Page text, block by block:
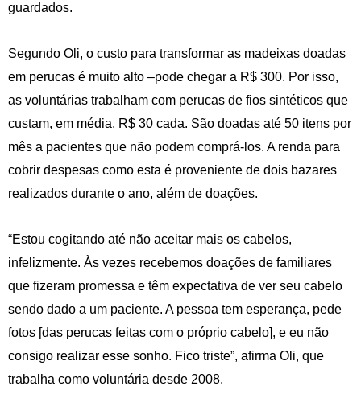
guardados.
Segundo Oli, o custo para transformar as madeixas doadas
em perucas é muito alto –pode chegar a R$ 300. Por isso,
as voluntárias trabalham com perucas de fios sintéticos que
custam, em média, R$ 30 cada. São doadas até 50 itens por
mês a pacientes que não podem comprá-los. A renda para
cobrir despesas como esta é proveniente de dois bazares
realizados durante o ano, além de doações.
“Estou cogitando até não aceitar mais os cabelos,
infelizmente. Às vezes recebemos doações de familiares
que fizeram promessa e têm expectativa de ver seu cabelo
sendo dado a um paciente. A pessoa tem esperança, pede
fotos [das perucas feitas com o próprio cabelo], e eu não
consigo realizar esse sonho. Fico triste”, afirma Oli, que
trabalha como voluntária desde 2008.